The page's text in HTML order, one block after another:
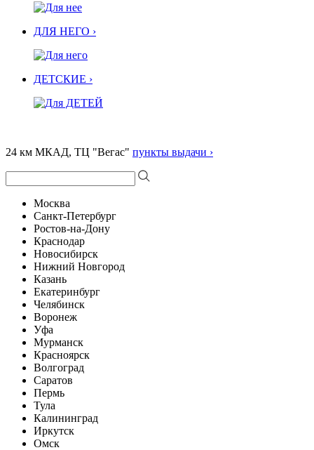
ДЛЯ НЕГО ›
ДЕТСКИЕ ›
24 км МКАД, ТЦ "Вегас" пункты выдачи ›
Москва
Санкт-Петербург
Ростов-на-Дону
Краснодар
Новосибирск
Нижний Новгород
Казань
Екатеринбург
Челябинск
Воронеж
Уфа
Мурманск
Красноярск
Волгоград
Саратов
Пермь
Тула
Калининград
Иркутск
Омск